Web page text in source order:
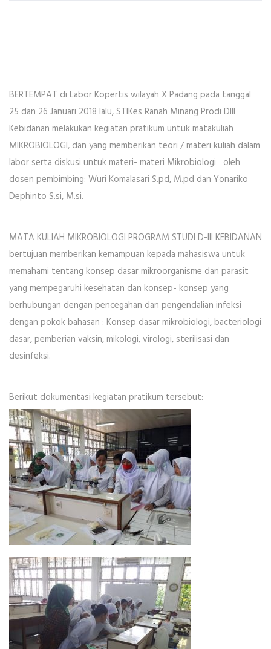
BERTEMPAT di Labor Kopertis wilayah X Padang pada tanggal
25 dan 26 Januari 2018 lalu, STIKes Ranah Minang Prodi DIII
Kebidanan melakukan kegiatan pratikum untuk matakuliah
MIKROBIOLOGI, dan yang memberikan teori / materi kuliah dalam
labor serta diskusi untuk materi- materi Mikrobiologi oleh
dosen pembimbing: Wuri Komalasari S.pd, M.pd dan Yonariko
Dephinto S.si, M.si.
MATA KULIAH MIKROBIOLOGI PROGRAM STUDI D-III KEBIDANAN
bertujuan memberikan kemampuan kepada mahasiswa untuk
memahami tentang konsep dasar mikroorganisme dan parasit
yang mempegaruhi kesehatan dan konsep- konsep yang
berhubungan dengan pencegahan dan pengendalian infeksi
dengan pokok bahasan : Konsep dasar mikrobiologi, bacteriologi
dasar, pemberian vaksin, mikologi, virologi, sterilisasi dan
desinfeksi.
Berikut dokumentasi kegiatan pratikum tersebut: